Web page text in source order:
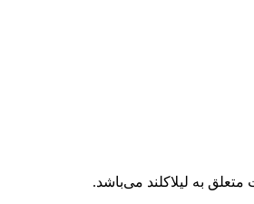
به لیلاکلند می‌باشد.